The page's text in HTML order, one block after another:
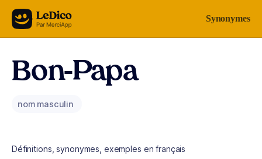
Aller au contenu Synonymes
Bon-Papa
nom masculin
Définitions, synonymes, exemples en français